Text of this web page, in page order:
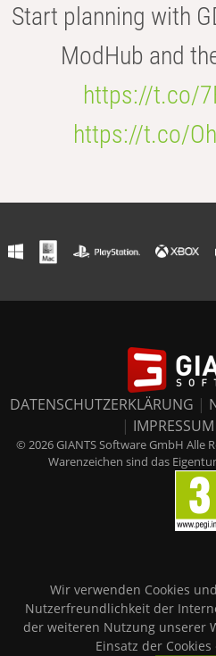
Start planning with
ModHub and
https://t.co/
https://t.co/
DATENSCHUTZERKLÄRUNG |
| IMPRESSUM
© 2026 GIANTS Software GmbH Alle
Warenzeichen sind das
Wir verwenden Cookies
Nutzerfreundlichkeit der
der weiteren Nutzung unserer
Einsatz der